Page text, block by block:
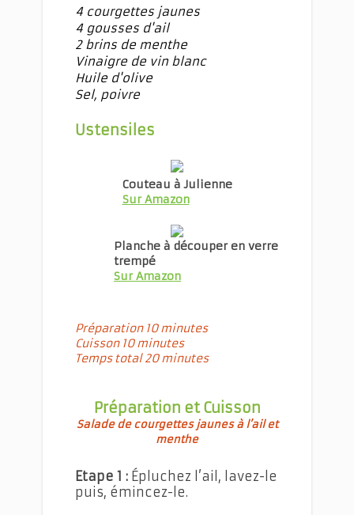
4 courgettes jaunes
4 gousses d'ail
2 brins de menthe
Vinaigre de vin blanc
Huile d'olive
Sel, poivre
Ustensiles
Couteau à Julienne
Sur Amazon
Planche à découper en verre
trempé
Sur Amazon
Préparation 10 minutes
Cuisson 10 minutes
Temps total 20 minutes
Préparation et Cuisson
Salade de courgettes jaunes à l’ail et
menthe
Etape 1 : Épluchez l’ail, lavez-le
puis, émincez-le.